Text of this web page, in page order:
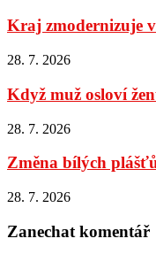
Kraj zmodernizuje
28. 7. 2026
Když muž osloví
28. 7. 2026
Změna bílých
28. 7. 2026
Zanechat komentář